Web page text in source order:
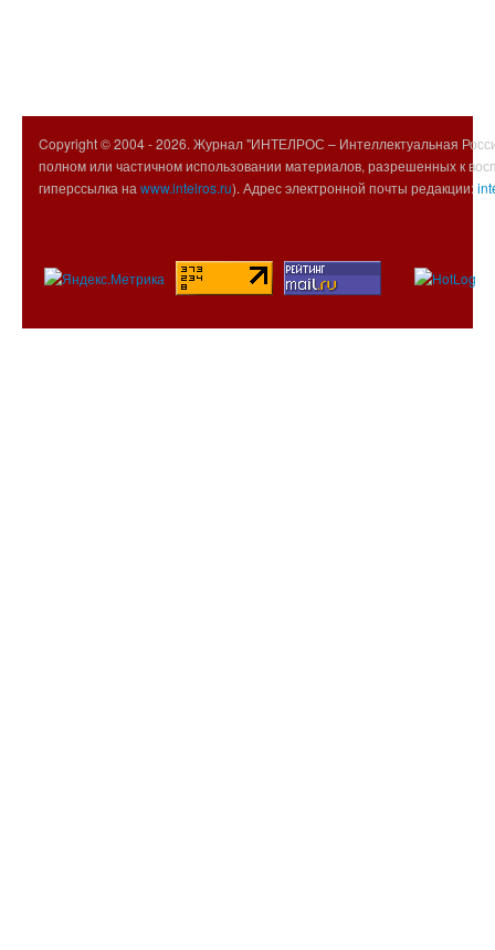
Copyright © 2004 -2026. Журнал "ИНТЕЛРОС – Интеллектуальная
полном или частичном использовании материалов, разрешенных к
гиперссылка на www.intelros.ru). Адрес электронной почты редакции: